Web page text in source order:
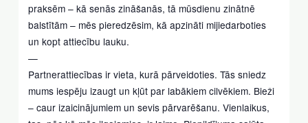
praksēm – kā senās zināšanās, tā mūsdienu zinātnē
balstītām – mēs pieredzēsim, kā apzināti mijiedarboties
un kopt attiecību lauku.
—
Partnerattiecības ir vieta, kurā pārveidoties. Tās sniedz
mums iespēju izaugt un kļūt par labākiem cilvēkiem. Bieži
– caur izaicinājumiem un sevis pārvarēšanu. Vienlaikus,